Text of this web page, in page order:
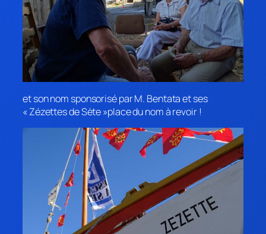
et son nom sponsorisé par M. Bentata et ses
« Zézettes de Sète »place du nom à revoir !